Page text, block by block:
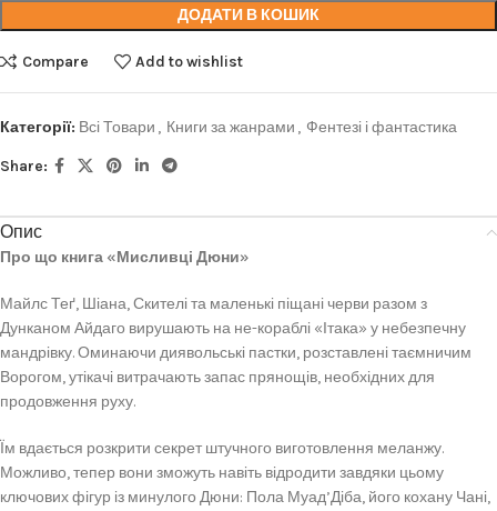
ДОДАТИ В КОШИК
Compare Add to wishlist
Категорії: Всі Товари , Книги за жанрами , Фентезі і фантастика
Share:
Опис
Про що книга «Мисливці Дюни»
Майлс Теґ, Шіана, Скителі та маленькі піщані черви разом з
Дунканом Айдаго вирушають на не-кораблі «Ітака» у небезпечну
мандрівку. Оминаючи диявольські пастки, розставлені таємничим
Ворогом, утікачі витрачають запас прянощів, необхідних для
продовження руху.
Їм вдається розкрити секрет штучного виготовлення меланжу.
Можливо, тепер вони зможуть навіть відродити завдяки цьому
ключових фігур із минулого Дюни: Пола Муад’Діба, його кохану Чані,